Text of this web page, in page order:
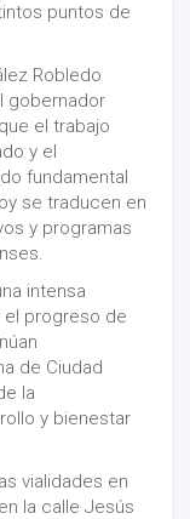
puntos de
Robledo
gobernador
el trabajo
y el
fundamental
se traducen en
y programas
intensa
el progreso de
de Ciudad
la
y bienestar
vialidades en
la calle Jesús